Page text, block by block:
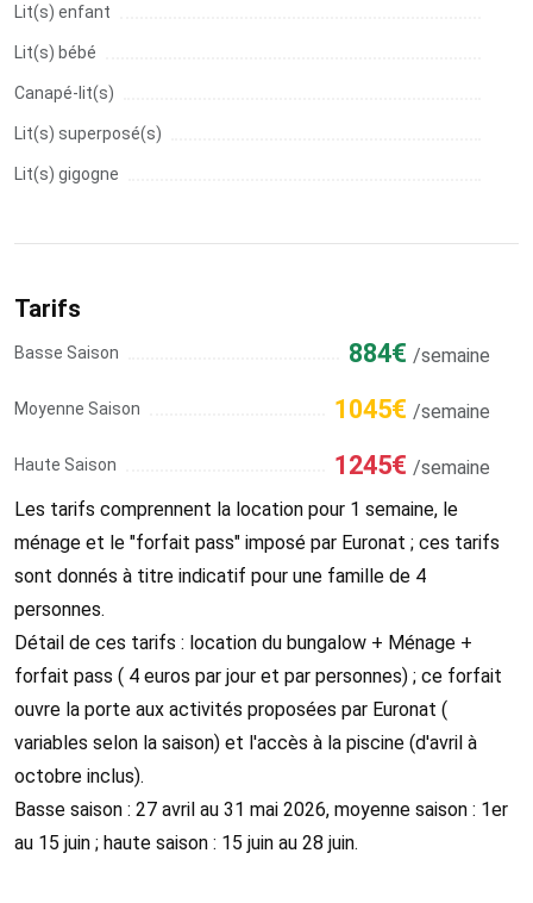
Lit(s) enfant
Lit(s) bébé
Canapé-lit(s)
Lit(s) superposé(s)
Lit(s) gigogne
Tarifs
Basse Saison 884€ /semaine
Moyenne Saison 1045€ /semaine
Haute Saison 1245€ /semaine
Les tarifs comprennent la location pour 1 semaine, le
ménage et le "forfait pass" imposé par Euronat ; ces tarifs
sont donnés à titre indicatif pour une famille de 4
personnes.
Détail de ces tarifs : location du bungalow + Ménage +
forfait pass ( 4 euros par jour et par personnes) ; ce forfait
ouvre la porte aux activités proposées par Euronat (
variables selon la saison) et l'accès à la piscine (d'avril à
octobre inclus).
Basse saison : 27 avril au 31 mai 2026, moyenne saison : 1er
au 15 juin ; haute saison : 15 juin au 28 juin.